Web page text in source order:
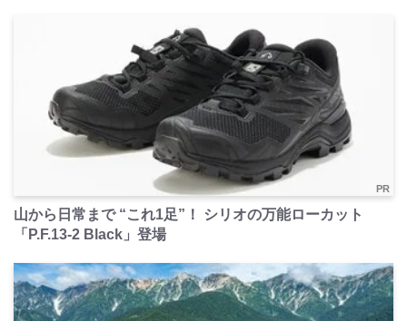
PR
山から日常まで “これ1足”！ シリオの万能ローカット
「P.F.13-2 Black」登場